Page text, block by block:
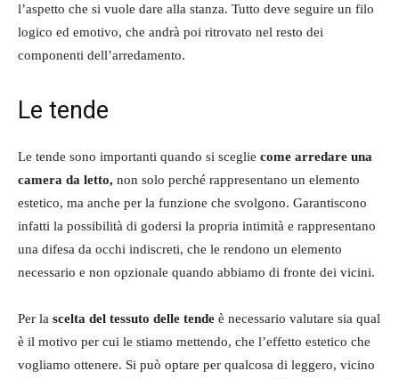
l’aspetto che si vuole dare alla stanza. Tutto deve seguire un filo
logico ed emotivo, che andrà poi ritrovato nel resto dei
componenti dell’arredamento.
Le tende
Le tende sono importanti quando si sceglie come arredare una
camera da letto, non solo perché rappresentano un elemento
estetico, ma anche per la funzione che svolgono. Garantiscono
infatti la possibilità di godersi la propria intimità e rappresentano
una difesa da occhi indiscreti, che le rendono un elemento
necessario e non opzionale quando abbiamo di fronte dei vicini.
Per la scelta del tessuto delle tende è necessario valutare sia qual
è il motivo per cui le stiamo mettendo, che l’effetto estetico che
vogliamo ottenere. Si può optare per qualcosa di leggero, vicino